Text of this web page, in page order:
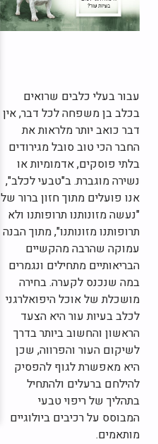
עבור בעלי כלבים שרואים
בכלב בן משפחה לכל דבר, אין
דבר כואב יותר מלראות את
החבר הכי טוב סובל מגירודים
בלתי פוסקים, אדמומיות או
נשירה מוגברת. ב"טבעי לכלב",
אנו פועלים מתוך חזון ברור של
"נעשה מזונותנו תרופותנו ולא
תרופותנו מזונותנו", מתוך הבנה
עמוקה שהרבה מהקשיים
הבריאותיים מתחילים ונגמרים
במה שנכנס לקערה. בחירה
מושכלת של אוכל היפואלרגני
לכלב בעיות עור היא הצעד
הראשון והחשוב ביותר בדרך
לשיקום העור והפרווה, שכן
היא מאפשרת לגוף להפסיק
להילחם ברעלים ולהתחיל
בתהליך של ריפוי טבעי
המבוסס על רכיבים ביולוגיים
מותאמים.